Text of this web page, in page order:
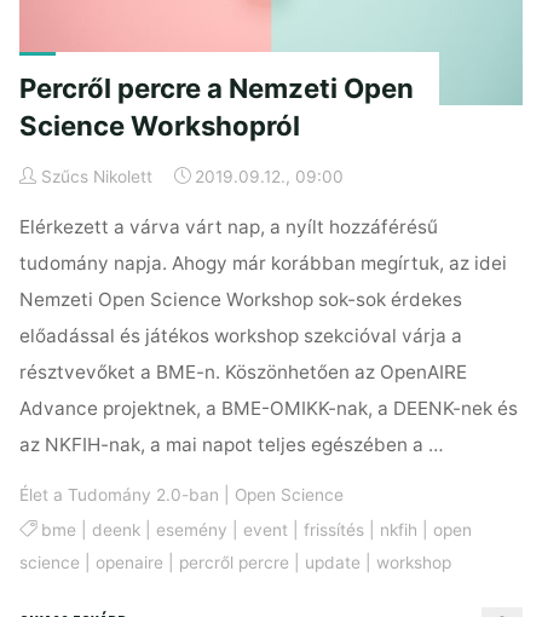
Percről percre a Nemzeti Open
Science Workshopról
Szűcs Nikolett 2019.09.12., 09:00
Elérkezett a várva várt nap, a nyílt hozzáférésű
tudomány napja. Ahogy már korábban megírtuk, az idei
Nemzeti Open Science Workshop sok-sok érdekes
előadással és játékos workshop szekcióval várja a
résztvevőket a BME-n. Köszönhetően az OpenAIRE
Advance projektnek, a BME-OMIKK-nak, a DEENK-nek és
az NKFIH-nak, a mai napot teljes egészében a …
Élet a Tudomány 2.0-ban
Open Science
bme
deenk| esemény event| frissítés| nkfih
open
science
openaire percről percre update workshop